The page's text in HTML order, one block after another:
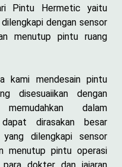
Pintu Hermetic yaitu
dengan sensor
menutup pintu ruang
kami mendesain pintu
disesuaiikan dengan
dalam
dapat dirasakan besar
dilengkapi sensor
menutup pintu operasi